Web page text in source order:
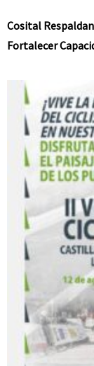
Cosital
Fortalecer